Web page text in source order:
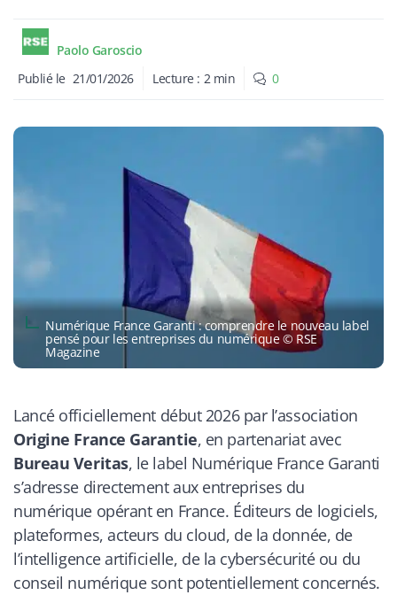
Paolo Garoscio
Publié le 21/01/2026 Lecture : 2 min 0
Numérique France Garanti : comprendre le nouveau label
pensé pour les entreprises du numérique © RSE
Magazine
Lancé officiellement début 2026 par l’association
Origine France Garantie, en partenariat avec
Bureau Veritas, le label Numérique France Garanti
s’adresse directement aux entreprises du
numérique opérant en France. Éditeurs de logiciels,
plateformes, acteurs du cloud, de la donnée, de
l’intelligence artificielle, de la cybersécurité ou du
conseil numérique sont potentiellement concernés.